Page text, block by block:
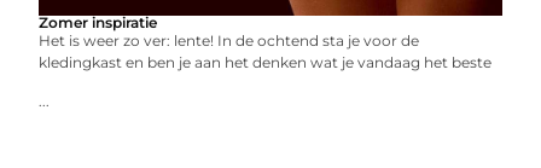
Zomer inspiratie
Het is weer zo ver: lente! In de ochtend sta je voor de
kledingkast en ben je aan het denken wat je vandaag het beste
...